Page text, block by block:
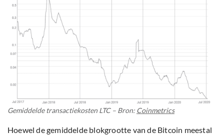
Gemiddelde transactiekosten LTC – Bron: Coinmetrics
Hoewel de gemiddelde blokgrootte van de Bitcoin meestal